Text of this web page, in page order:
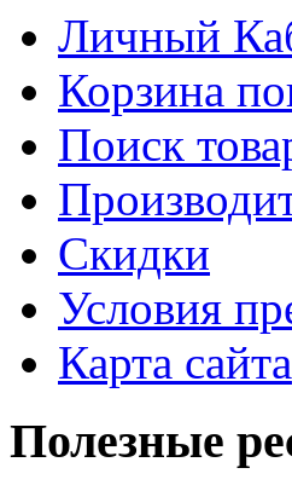
Личный
Корзина
Поиск
Скидки
Условия
Карта сайта
Полезные